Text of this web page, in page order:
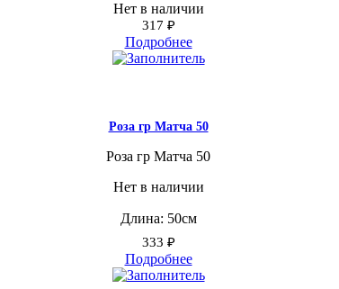
Нет в наличии
317 ₽
Подробнее
Роза гр Матча 50
Роза гр Матча 50
Нет в наличии
Длина: 50см
333 ₽
Подробнее